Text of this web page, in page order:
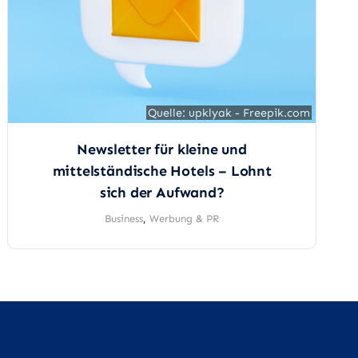
Quelle: upklyak - Freepik.com
Newsletter für kleine und
mittelständische Hotels – Lohnt
sich der Aufwand?
Business,Werbung & PR